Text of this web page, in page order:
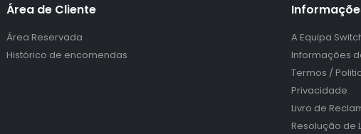
Área de Cliente
Área Reservada
Histórico de encomendas
A Equipa
Informações
Termos /
Privacidade
Livro de
Resolução de